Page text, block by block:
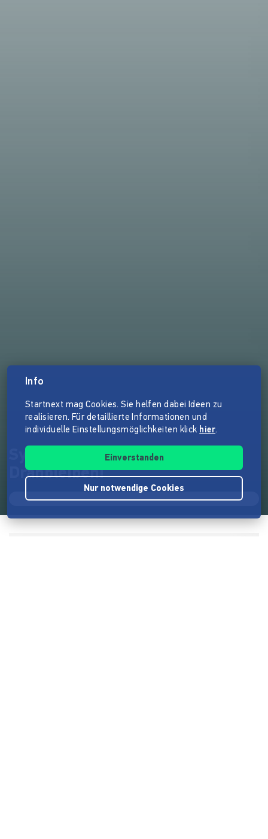
Sylvia Kirchherr -JA
Dranbleiben!
Info
Startnext mag Cookies. Sie helfen dabei Ideen zu
realisieren. Für detaillierte Informationen und
individuelle Einstellungsmöglichkeiten klick hier.
Einverstanden
Nur notwendige Cookies